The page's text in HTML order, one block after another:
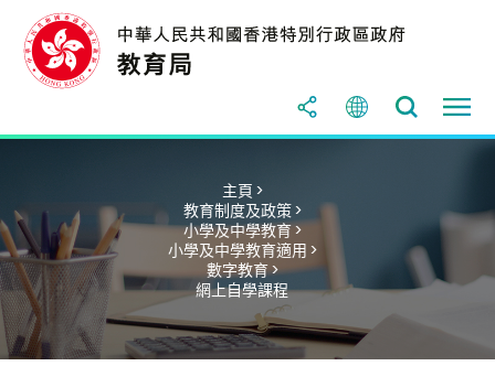
主頁 >
教育制度及政策 >
小學及中學教育 >
小學及中學教育適用 >
數字教育 >
網上自學課程